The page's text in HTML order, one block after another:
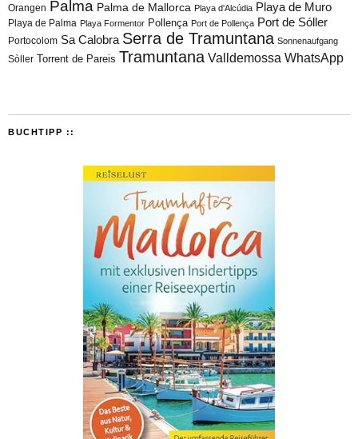
Orangen Palma Palma de Mallorca Playa d'Alcúdia Playa de Muro
Playa de Palma Playa Formentor Pollença Port de Pollença Port de Sóller
Portocolom Sa Calobra Serra de Tramuntana Sonnenaufgang
Sòller Torrent de Pareis Tramuntana Valldemossa WhatsApp
BUCHTIPP ::